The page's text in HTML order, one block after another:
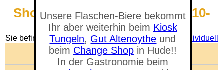
Unsere Flaschen-Biere bekommt
Ihr aber weiterhin beim Kiosk
Tungeln, Gut Altenoythe und
beim Change Shopin Hude!!
In der Gastronomie beim
Shop - Caramünch®, Typ 2 (110-
130 EBC), (MM)
Sie befinden sich in der Abteilung:Malzmischung Individuell
🛒 Warenkorb anzeigen